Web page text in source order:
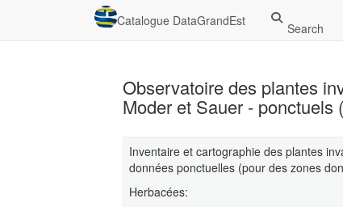
Catalogue DataGrandEst Search
Observatoire des plantes
Moder et Sauer - ponctuels
Inventaire et cartographie des plantes
données ponctuelles (pour des zones
Herbacées: